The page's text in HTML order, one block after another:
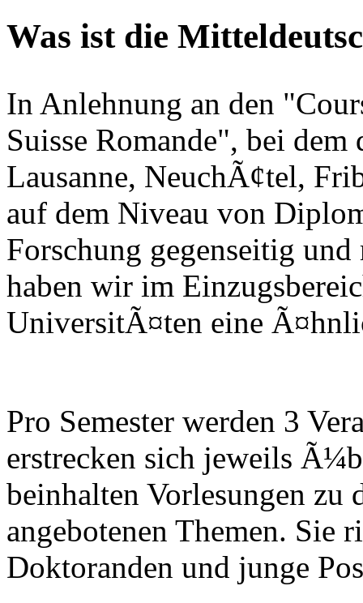
Was ist die
In Anlehnung an den
Suisse Romande", bei
Lausanne, NeuchÃ¢tel,
auf dem Niveau von
Forschung gegenseitig
haben wir im
UniversitÃ¤ten eine
Pro Semester werden 3
erstrecken sich jeweils
beinhalten Vorlesungen zu
angebotenen Themen. Sie
Doktoranden und junge